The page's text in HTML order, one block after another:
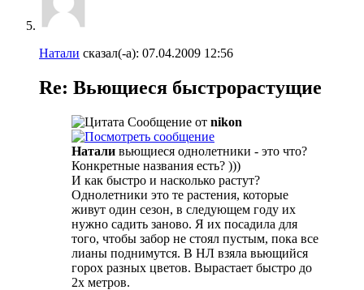
Натали сказал(-а): 07.04.2009 12:56
Re: Вьющиеся быстрорастущие
Сообщение от nikon
Натали вьющиеся однолетники - это что?
Конкретные названия есть? )))
И как быстро и насколько растут?
Однолетники это те растения, которые
живут один сезон, в следующем году их
нужно садить заново. Я их посадила для
того, чтобы забор не стоял пустым, пока все
лианы поднимутся. В НЛ взяла вьющийся
горох разных цветов. Вырастает быстро до
2х метров.